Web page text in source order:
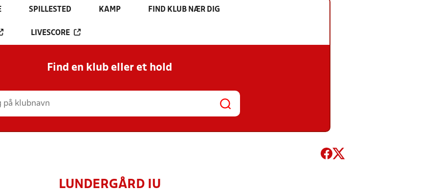
SPILLESTED KAMP FIND KLUB NÆR DIG
LIVESCORE
Find en klub eller et hold
LUNDERGÅRD IU